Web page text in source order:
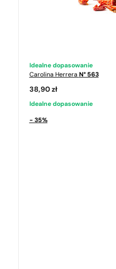
Idealne dopasowanie
Carolina Herrera N° 563
38,90 zł
Idealne dopasowanie
- 35%